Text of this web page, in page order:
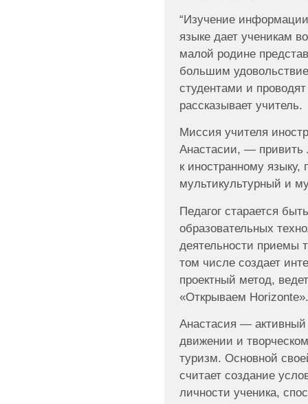
“Изучение
языке дает ученикам
малой родине
большим
студентами и
рассказывает учитель.
Миссия учителя
Анастасии, — привить
к иностранному языку,
мультикультурный и
Педагог старается
образовательных
деятельности приемы
том числе создает
проектный метод,
«Открываем Horizonte».
Анастасия —
движении и
туризм. Основной
считает создание
личности ученика,